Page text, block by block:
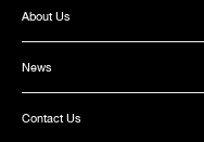
About Us
News
Contact Us